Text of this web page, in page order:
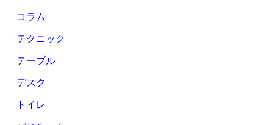
コラム
テクニック
テーブル
デスク
トイレ